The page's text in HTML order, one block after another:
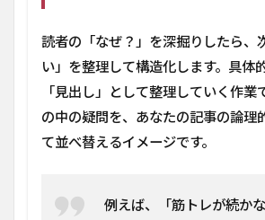
「問
い」
を洗
い出
す
2.2
で
「背
読者の「なぜ？」を深掘りしたら、
い」を整理して構造化します。具体
「見出し」として整理していく作業
の中の疑問を、あなたの記事の論理
て並べ替えるイメージです。
例えば、「筋トレが続か